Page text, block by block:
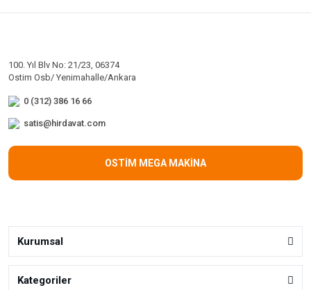
100. Yıl Blv No: 21/23, 06374
Ostim Osb/ Yenimahalle/Ankara
0 (312) 386 16 66
satis@hirdavat.com
OSTİM MEGA MAKİNA
Kurumsal
Kategoriler